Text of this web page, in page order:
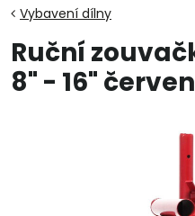
Vybavení dílny
Ruční
8" - 16"